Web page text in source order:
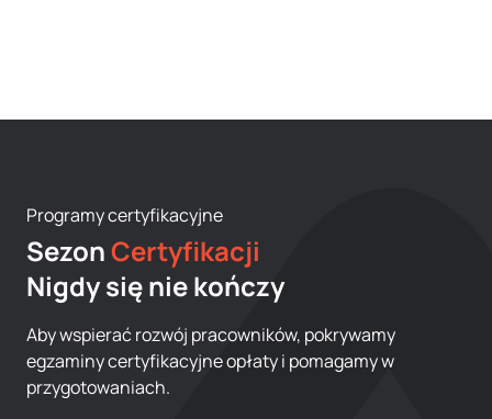
Programy certyfikacyjne
SezonCertyfikacji
Nigdy się nie kończy
Aby wspierać rozwój pracowników, pokrywamy
egzaminy certyfikacyjne opłaty i pomagamy w
przygotowaniach.